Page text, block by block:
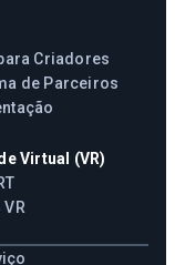
Criadores
de Parceiros
Virtual (VR)